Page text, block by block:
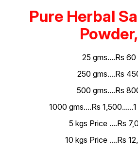
Pure Herbal
Powder,
25 gms....Rs 60
250 gms....Rs
500 gms....Rs
1000 gms....Rs
5 kgs Price ....Rs
10 kgs Price ....Rs